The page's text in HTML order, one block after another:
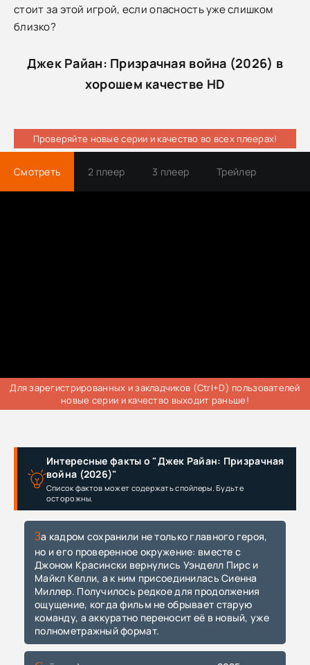
стоит за этой игрой, если опасность уже слишком
близко?
Джек Райан: Призрачная война (2026) в
хорошем качестве HD
Проверяйте новые серии и качество во всех плеерах!
Смотреть 2 плеер 3 плеер Трейлер
Для зарегистрированных и закладчиков (Ctrl+D) пользователей
новые серии и качество выходит раньше!
Интересные факты о "Джек Райан: Призрачная
война (2026)"
Список фактов может содержать спойлеры. Будьте
осторожны.
За кадром сохранили не только главного героя,
но и его проверенное окружение: вместе с
Джоном Красински вернулись Уэнделл Пирс и
Майкл Келли, а к ним присоединилась Сиенна
Миллер. Получилось редкое для продолжения
ощущение, когда фильм не обрывает старую
команду, а аккуратно переносит её в новый, уже
полнометражный формат.